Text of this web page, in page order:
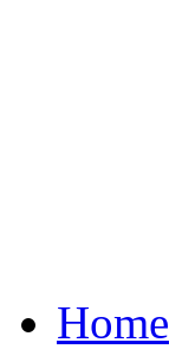
Home